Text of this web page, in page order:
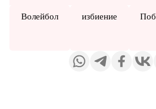
Волейбол избиение